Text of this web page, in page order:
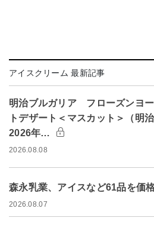
アイスクリーム 最新記事
明治ブルガリア フローズンヨ
トデザート＜マスカット＞（明治
2026年…
2026.08.08
森永乳業、アイスなど61品を価
2026.08.07